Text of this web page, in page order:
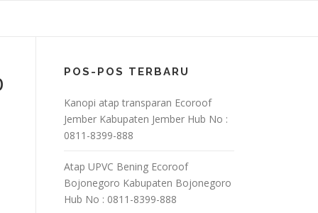
POS-POS TERBARU
Kanopi atap transparan Ecoroof
Jember Kabupaten Jember Hub No :
0811-8399-888
Atap UPVC Bening Ecoroof
Bojonegoro Kabupaten Bojonegoro
Hub No : 0811-8399-888